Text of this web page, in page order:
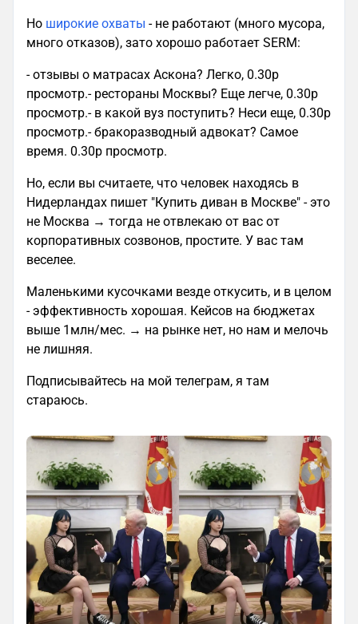
Но широкие охваты - не работают (много мусора,
много отказов), зато хорошо работает SERM:
- отзывы о матрасах Аскона? Легко, 0.30р
просмотр.- рестораны Москвы? Еще легче, 0.30р
просмотр.- в какой вуз поступить? Неси еще, 0.30р
просмотр.- бракоразводный адвокат? Самое
время. 0.30р просмотр.
Но, если вы считаете, что человек находясь в
Нидерландах пишет "Купить диван в Москве" - это
не Москва → тогда не отвлекаю от вас от
корпоративных созвонов, простите. У вас там
веселее.
Маленькими кусочками везде откусить, и в целом
- эффективность хорошая. Кейсов на бюджетах
выше 1млн/мес. → на рынке нет, но нам и мелочь
не лишняя.
Подписывайтесь на мой телеграм, я там
стараюсь.